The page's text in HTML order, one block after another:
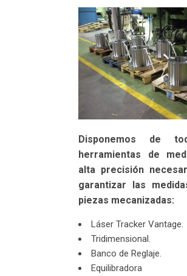
Disponemos de
herramientas de
alta precisión
garantizar las
piezas mecanizadas:
Láser Tracker Vantage.
Tridimensional.
Banco de Reglaje.
Equilibradora